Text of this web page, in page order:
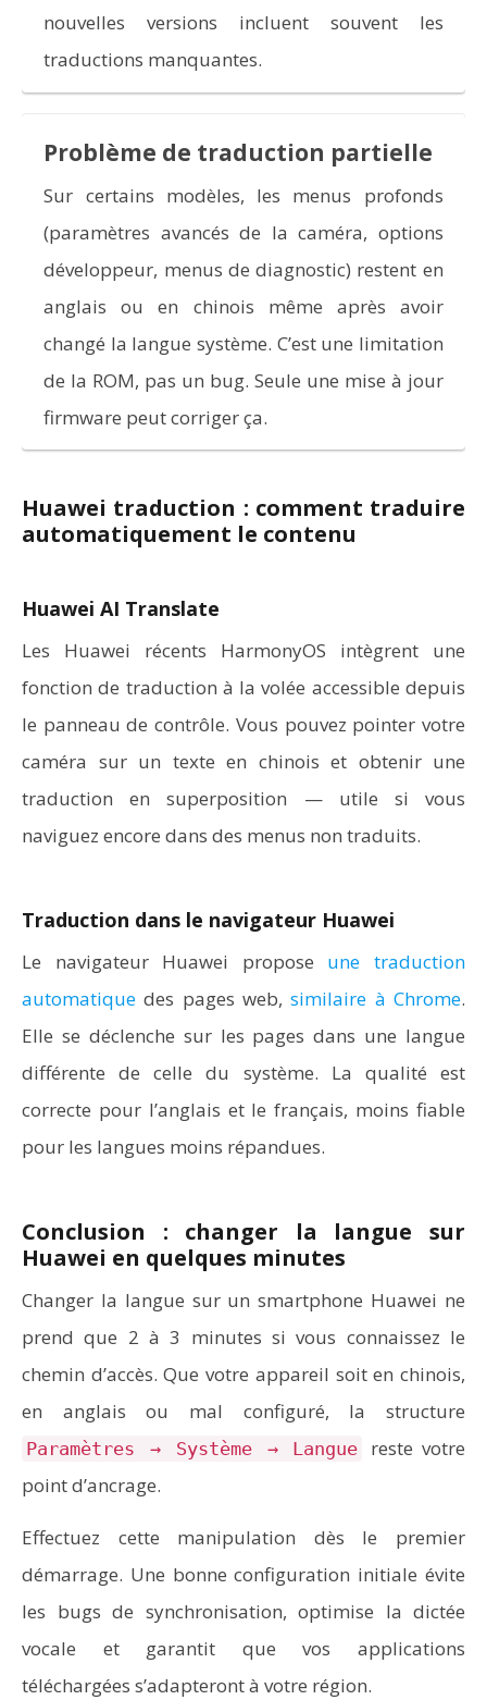
nouvelles versions incluent souvent les
traductions manquantes.
Problème de traduction partielle
Sur certains modèles, les menus profonds
(paramètres avancés de la caméra, options
développeur, menus de diagnostic) restent en
anglais ou en chinois même après avoir
changé la langue système. C’est une limitation
de la ROM, pas un bug. Seule une mise à jour
firmware peut corriger ça.
Huawei traduction : comment traduire
automatiquement le contenu
Huawei AI Translate
Les Huawei récents HarmonyOS intègrent une
fonction de traduction à la volée accessible depuis
le panneau de contrôle. Vous pouvez pointer votre
caméra sur un texte en chinois et obtenir une
traduction en superposition — utile si vous
naviguez encore dans des menus non traduits.
Traduction dans le navigateur Huawei
Le navigateur Huawei propose une traduction
automatique des pages web,similaire à Chrome.
Elle se déclenche sur les pages dans une langue
différente de celle du système. La qualité est
correcte pour l’anglais et le français, moins fiable
pour les langues moins répandues.
Conclusion : changer la langue sur
Huawei en quelques minutes
Changer la langue sur un smartphone Huawei ne
prend que 2 à 3 minutes si vous connaissez le
chemin d’accès. Que votre appareil soit en chinois,
en anglais ou mal configuré, la structure
Paramètres → Système → Langue
reste votre
point d’ancrage.
Effectuez cette manipulation dès le premier
démarrage. Une bonne configuration initiale évite
les bugs de synchronisation, optimise la dictée
vocale et garantit que vos applications
téléchargées s’adapteront à votre région.